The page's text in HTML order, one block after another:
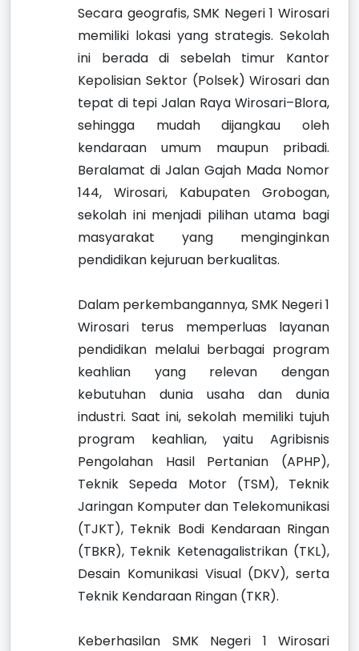
Secara geografis, SMK Negeri 1 Wirosari
memiliki lokasi yang strategis. Sekolah
ini berada di sebelah timur Kantor
Kepolisian Sektor (Polsek) Wirosari dan
tepat di tepi Jalan Raya Wirosari–Blora,
sehingga mudah dijangkau oleh
kendaraan umum maupun pribadi.
Beralamat di Jalan Gajah Mada Nomor
144, Wirosari, Kabupaten Grobogan,
sekolah ini menjadi pilihan utama bagi
masyarakat yang menginginkan
pendidikan kejuruan berkualitas.
Dalam perkembangannya, SMK Negeri 1
Wirosari terus memperluas layanan
pendidikan melalui berbagai program
keahlian yang relevan dengan
kebutuhan dunia usaha dan dunia
industri. Saat ini, sekolah memiliki tujuh
program keahlian, yaitu Agribisnis
Pengolahan Hasil Pertanian (APHP),
Teknik Sepeda Motor (TSM), Teknik
Jaringan Komputer dan Telekomunikasi
(TJKT), Teknik Bodi Kendaraan Ringan
(TBKR), Teknik Ketenagalistrikan (TKL),
Desain Komunikasi Visual (DKV), serta
Teknik Kendaraan Ringan (TKR).
Keberhasilan SMK Negeri 1 Wirosari